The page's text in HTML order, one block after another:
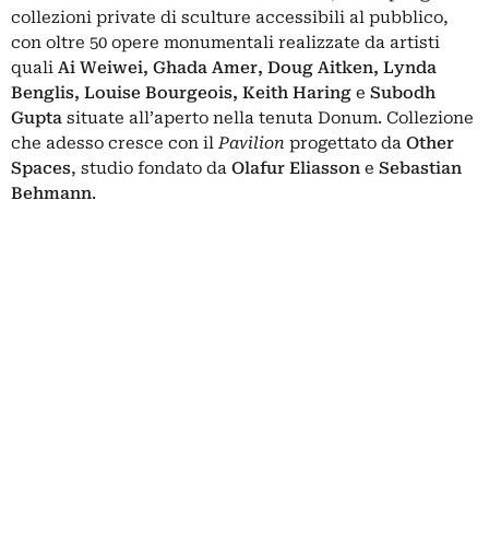
collezioni private di sculture accessibili al pubblico,
con oltre 50 opere monumentali realizzate da artisti
quali Ai Weiwei, Ghada Amer, Doug Aitken, Lynda
Benglis, Louise Bourgeois, Keith Haring e Subodh
Gupta situate all’aperto nella tenuta Donum. Collezione
che adesso cresce con ilPavilion progettato da Other
Spaces, studio fondato da Olafur Eliasson e Sebastian
Behmann.